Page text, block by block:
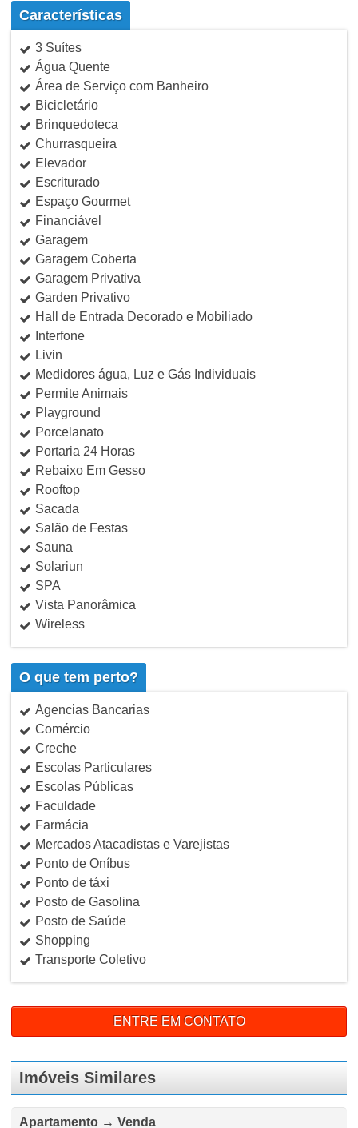
Características
3 Suítes
Água Quente
Área de Serviço com Banheiro
Bicicletário
Brinquedoteca
Churrasqueira
Elevador
Escriturado
Espaço Gourmet
Financiável
Garagem
Garagem Coberta
Garagem Privativa
Garden Privativo
Hall de Entrada Decorado e Mobiliado
Interfone
Livin
Medidores água, Luz e Gás Individuais
Permite Animais
Playground
Porcelanato
Portaria 24 Horas
Rebaixo Em Gesso
Rooftop
Sacada
Salão de Festas
Sauna
Solariun
SPA
Vista Panorâmica
Wireless
O que tem perto?
Agencias Bancarias
Comércio
Creche
Escolas Particulares
Escolas Públicas
Faculdade
Farmácia
Mercados Atacadistas e Varejistas
Ponto de Oníbus
Ponto de táxi
Posto de Gasolina
Posto de Saúde
Shopping
Transporte Coletivo
ENTRE EM CONTATO
Imóveis Similares
Apartamento → Venda